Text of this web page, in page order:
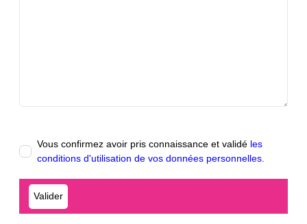
Vous confirmez avoir pris connaissance et validé les
conditions d'utilisation de vos données personnelles.